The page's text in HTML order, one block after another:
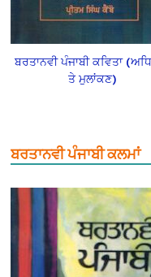
ਬਰਤਾਨਵੀ ਪੰਜਾਬੀ ਕਵਿਤਾ
ਤੇ ਮੁਲਾਂਕਣ)
ਬਰਤਾਨਵੀ ਪੰਜਾਬੀ ਕਲਮਾਂ